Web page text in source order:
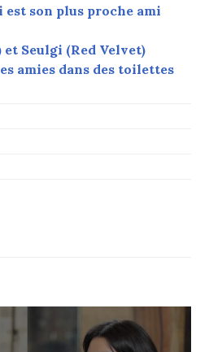
est son plus proche ami
et Seulgi (Red Velvet)
amies dans des toilettes